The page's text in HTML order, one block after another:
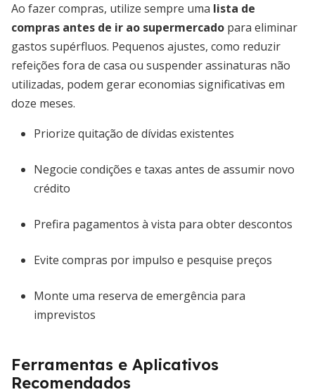
Ao fazer compras, utilize sempre uma lista de
compras antes de ir ao supermercado para eliminar
gastos supérfluos. Pequenos ajustes, como reduzir
refeições fora de casa ou suspender assinaturas não
utilizadas, podem gerar economias significativas em
doze meses.
Priorize quitação de dívidas existentes
Negocie condições e taxas antes de assumir novo
crédito
Prefira pagamentos à vista para obter descontos
Evite compras por impulso e pesquise preços
Monte uma reserva de emergência para
imprevistos
Ferramentas e Aplicativos
Recomendados